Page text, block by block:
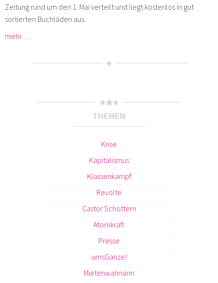
Zeitung rund um den 1. Mai verteilt und liegt kostenlos in gut
sortierten Buchläden aus.
mehr …
THEMEN
Krise
Kapitalismus
Klassenkampf
Revolte
Castor Schottern
Atomkraft
Presse
umsGanze!
Mietenwahnsinn